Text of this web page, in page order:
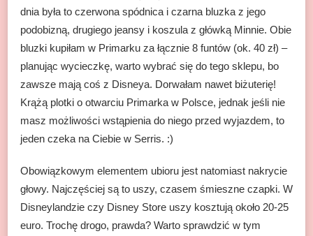
dnia była to czerwona spódnica i czarna bluzka z jego
podobizną, drugiego jeansy i koszula z główką Minnie. Obie
bluzki kupiłam w Primarku za łącznie 8 funtów (ok. 40 zł) –
planując wycieczkę, warto wybrać się do tego sklepu, bo
zawsze mają coś z Disneya. Dorwałam nawet biżuterię!
Krążą plotki o otwarciu Primarka w Polsce, jednak jeśli nie
masz możliwości wstąpienia do niego przed wyjazdem, to
jeden czeka na Ciebie w Serris. :)
Obowiązkowym elementem ubioru jest natomiast nakrycie
głowy. Najczęściej są to uszy, czasem śmieszne czapki. W
Disneylandzie czy Disney Store uszy kosztują około 20-25
euro. Trochę drogo, prawda? Warto sprawdzić w tym